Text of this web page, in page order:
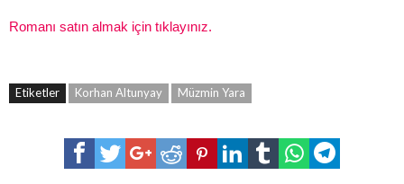
Romanı satın almak için tıklayınız.
Etiketler Korhan Altunyay Müzmin Yara